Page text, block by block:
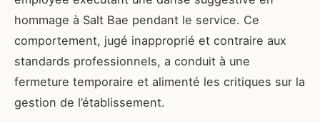
hommage à Salt Bae pendant le service. Ce
comportement, jugé inapproprié et contraire aux
standards professionnels, a conduit à une
fermeture temporaire et alimenté les critiques sur la
gestion de l’établissement.